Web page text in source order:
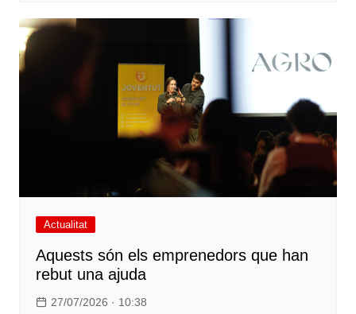
Actualitat
Aquests són els emprenedors que han
rebut una ajuda
27/07/2026 · 10:38